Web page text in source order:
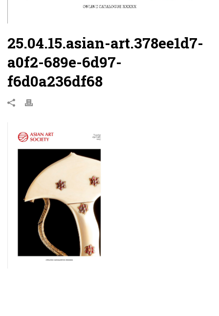
25.04.15.asian-art.378ee1d7-
a0f2-689e-6d97-
f6d0a236df68